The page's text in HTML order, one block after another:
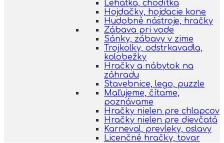
Lehátka, chodítka
Hojdačky, hojdacie kone
Hudobné nástroje, hračky
Zábava pri vode
Sánky, zábavy v zime
Trojkolky, odstrkavadla,
kolobežky
Hračky a nábytok na
záhradu
Stavebnice, lego, puzzle
Maľujeme, čítame,
poznávame
Hračky nielen pre chlapcov
Hračky nielen pre dievčatá
Karneval, prevleky, oslavy
Licenčné hračky, tovar